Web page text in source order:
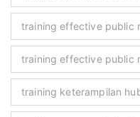
training effective public
training effective public
training keterampilan